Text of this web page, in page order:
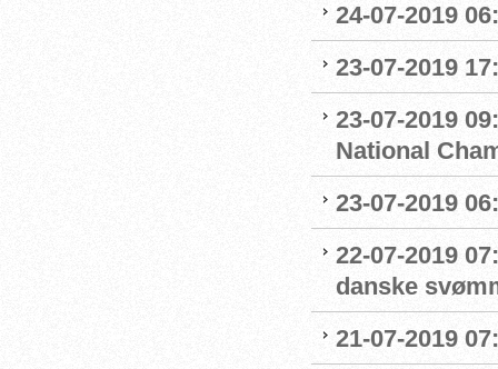
24-07-2019
23-07-2019
23-07-2019
National
23-07-2019
22-07-2019
danske
21-07-2019